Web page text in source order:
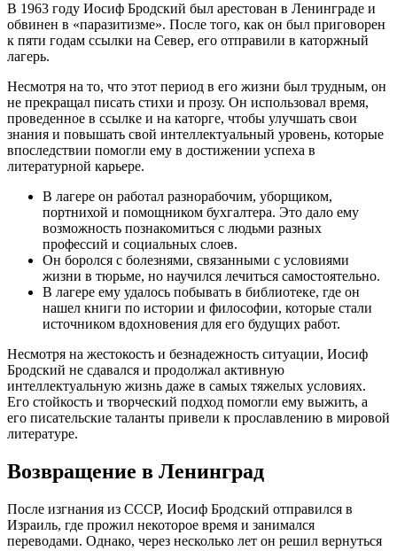
В 1963 году Иосиф Бродский был арестован в Ленинграде и
обвинен в «паразитизме». После того, как он был приговорен
к пяти годам ссылки на Север, его отправили в каторжный
лагерь.
Несмотря на то, что этот период в его жизни был трудным, он
не прекращал писать стихи и прозу. Он использовал время,
проведенное в ссылке и на каторге, чтобы улучшать свои
знания и повышать свой интеллектуальный уровень, которые
впоследствии помогли ему в достижении успеха в
литературной карьере.
В лагере он работал разнорабочим, уборщиком,
портнихой и помощником бухгалтера. Это дало ему
возможность познакомиться с людьми разных
профессий и социальных слоев.
Он боролся с болезнями, связанными с условиями
жизни в тюрьме, но научился лечиться самостоятельно.
В лагере ему удалось побывать в библиотеке, где он
нашел книги по истории и философии, которые стали
источником вдохновения для его будущих работ.
Несмотря на жестокость и безнадежность ситуации, Иосиф
Бродский не сдавался и продолжал активную
интеллектуальную жизнь даже в самых тяжелых условиях.
Его стойкость и творческий подход помогли ему выжить, а
его писательские таланты привели к прославлению в мировой
литературе.
Возвращение в Ленинград
После изгнания из СССР, Иосиф Бродский отправился в
Израиль, где прожил некоторое время и занимался
переводами. Однако, через несколько лет он решил вернуться